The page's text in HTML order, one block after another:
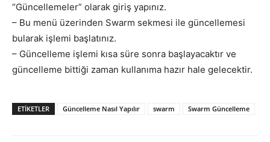
“Güncellemeler” olarak giriş yapınız.
– Bu menü üzerinden Swarm sekmesi ile güncellemesi
bularak işlemi başlatınız.
– Güncelleme işlemi kısa süre sonra başlayacaktır ve
güncelleme bittiği zaman kullanıma hazır hale gelecektir.
ETIKETLER Güncelleme Nasıl Yapılır swarm Swarm Güncelleme